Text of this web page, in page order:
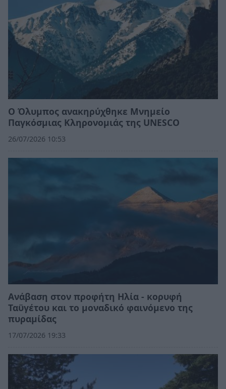
Ο Όλυμπος ανακηρύχθηκε Μνημείο
Παγκόσμιας Κληρονομιάς της UNESCO
26/07/2026 10:53
Ανάβαση στον προφήτη Ηλία - κορυφή
Ταϋγέτου και το μοναδικό φαινόμενο της
πυραμίδας
17/07/2026 19:33